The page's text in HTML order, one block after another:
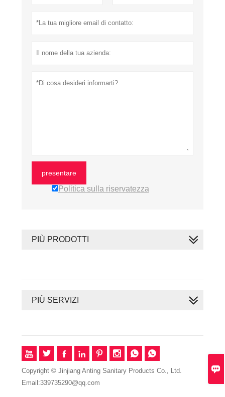

presentare
Politica sulla riservatezza
PIÙ PRODOTTI
PIÙ SERVIZI
       
Copyright © Jinjiang Anting Sanitary Products Co., Ltd.
Email:339735290@qq.com